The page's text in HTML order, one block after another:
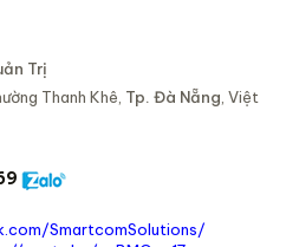
Trị
Thanh Khê, Tp. Đà Nẵng , Việt
SmartcomSolutions/